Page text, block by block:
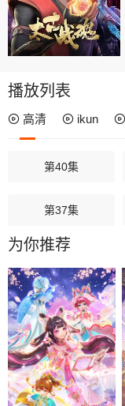
播放列表
高清 ikun
第40集
第37集
第34集
第31集
第28集
第25集
为你推荐